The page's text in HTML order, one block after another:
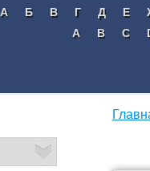
А Б В Г Д Е
A
B C